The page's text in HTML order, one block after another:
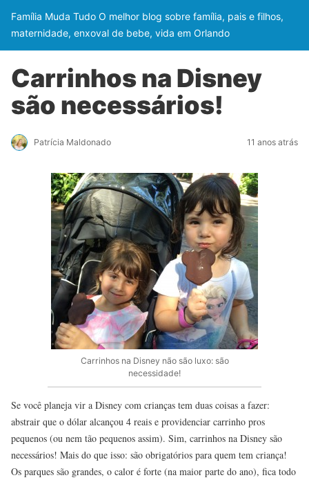
Família Muda Tudo O melhor blog sobre família, pais e filhos,
maternidade, enxoval de bebe, vida em Orlando
Carrinhos na Disney
são necessários!
Patrícia Maldonado 11 anos atrás
Carrinhos na Disney não são luxo: são
necessidade!
Se você planeja vir a Disney com crianças tem duas coisas a fazer:
abstrair que o dólar alcançou 4 reais e providenciar carrinho pros
pequenos (ou nem tão pequenos assim). Sim, carrinhos na Disney são
necessários! Mais do que isso: são obrigatórios para quem tem criança!
Os parques são grandes, o calor é forte (na maior parte do ano), fica todo